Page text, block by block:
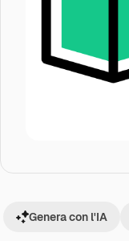
Genera con l'IA